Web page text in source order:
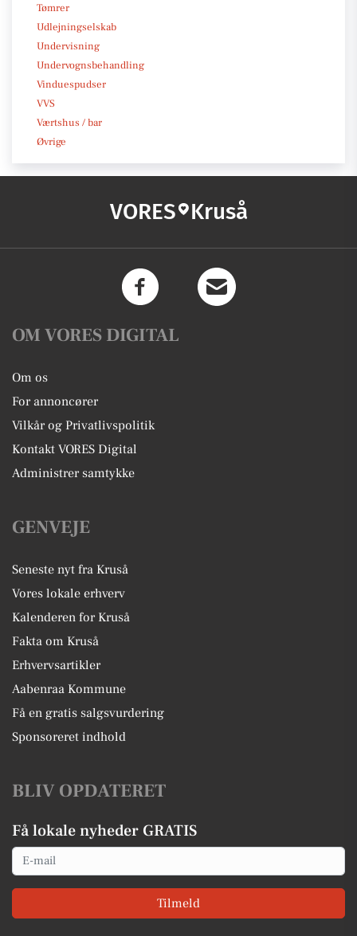
Tømrer
Udlejningselskab
Undervisning
Undervognsbehandling
Vinduespudser
VVS
Værtshus / bar
Øvrige
VORES Kruså
OM VORES DIGITAL
Om os
For annoncører
Vilkår og Privatlivspolitik
Kontakt VORES Digital
Administrer samtykke
GENVEJE
Seneste nyt fra Kruså
Vores lokale erhverv
Kalenderen for Kruså
Fakta om Kruså
Erhvervsartikler
Aabenraa Kommune
Få en gratis salgsvurdering
Sponsoreret indhold
BLIV OPDATERET
Få lokale nyheder GRATIS
Email
Tilmeld